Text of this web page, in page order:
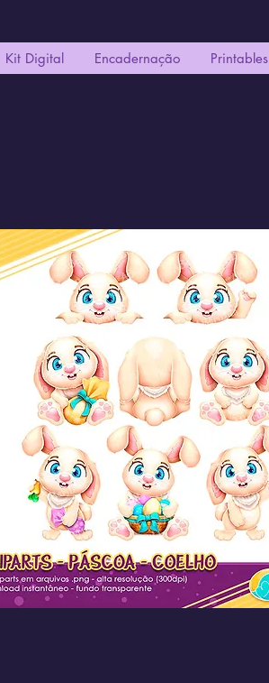
Kit Digital Encadernação Printables